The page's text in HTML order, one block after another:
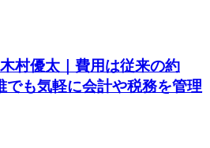
村優太｜費用は従来の約
でも気軽に会計や税務を管理